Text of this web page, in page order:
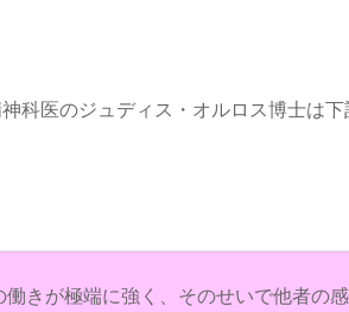
科医のジュディス・オルロス博士は下
きが極端に強く、そのせいで他者の